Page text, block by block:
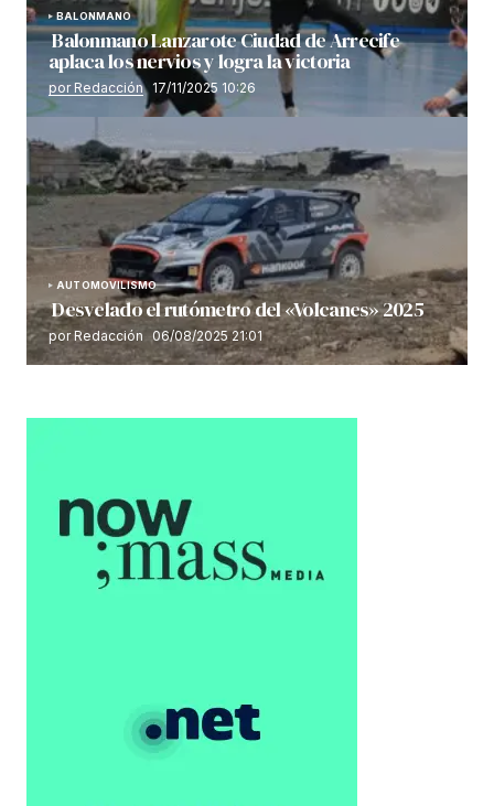
BALONMANO
Balonmano Lanzarote Ciudad de Arrecife
aplaca los nervios y logra la victoria
por Redacción 17/11/2025 10:26
AUTOMOVILISMO
Desvelado el rutómetro del «Volcanes» 2025
por Redacción 06/08/2025 21:01